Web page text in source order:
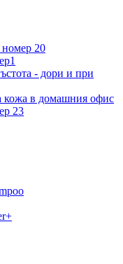
номер 20
- дори и при
кожа в домашния офис
23